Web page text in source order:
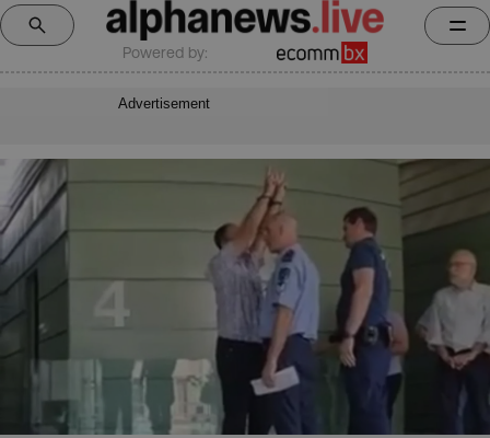
Powered by:
Advertisement